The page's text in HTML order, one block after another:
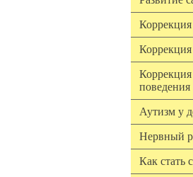
Коррекция
поведения
Аутизм у
Нервный
Как стать